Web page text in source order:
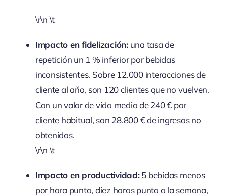
\r\n \t
Impacto en fidelización:una tasa de
repetición un 1 % inferior por bebidas
inconsistentes. Sobre 12.000 interacciones de
cliente al año, son 120 clientes que no vuelven.
Con un valor de vida medio de 240 € por
cliente habitual, son 28.800 € de ingresos no
obtenidos.
\r\n \t
Impacto en productividad:5 bebidas menos
por hora punta, diez horas punta a la semana,